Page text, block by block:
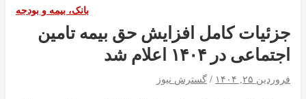
بانک، بیمه و بودجه
جزئیات کامل افزایش حق بیمه تامین
اجتماعی در ۱۴۰۴ اعلام شد
فروردین ۲۵, ۱۴۰۴ گسترش نیوز